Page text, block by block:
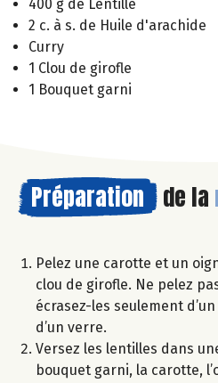
400 g de Lentille
2 c. à s. de Huile d'arachide
Curry
1 Clou de girofle
1 Bouquet garni
Préparation de la
Pelez une carotte et un
clou de girofle. Ne pelez
écrasez-les seulement
d’un verre.
Versez les lentilles dans
bouquet garni, la carotte,